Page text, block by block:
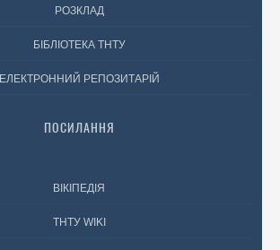
РОЗКЛАД
БІБЛІОТЕКА ТНТУ
ЕЛЕКТРОННИЙ РЕПОЗИТАРІЙ
ПОСИЛАННЯ
ВІКІПЕДІЯ
ТНТУ WIKI